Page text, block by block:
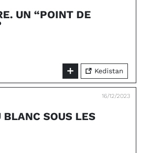
UN “POINT DE
Kedistan
16/12/2023
BLANC SOUS LES